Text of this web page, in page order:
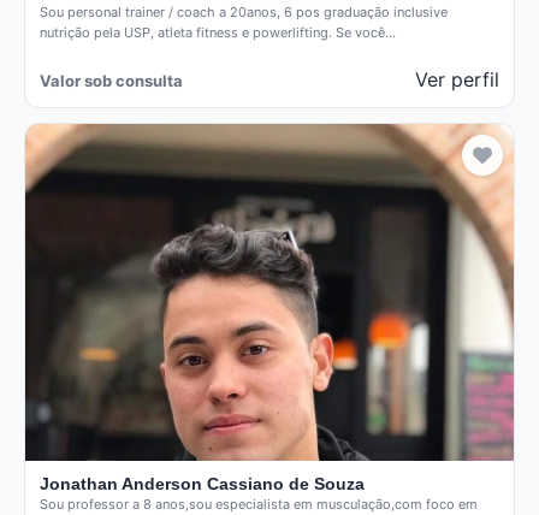
Sou personal trainer / coach a 20anos, 6 pos graduação inclusive
nutrição pela USP, atleta fitness e powerlifting. Se você…
Valor sob consulta Ver perfil
Jonathan Anderson Cassiano de Souza
Sou professor a 8 anos,sou especialista em musculação,com foco em